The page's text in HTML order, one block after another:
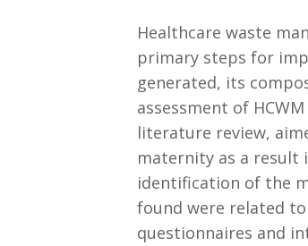
Healthcare waste
primary steps for
generated, its
assessment of
literature review,
maternity as a result
identification of the
found were related
questionnaires and